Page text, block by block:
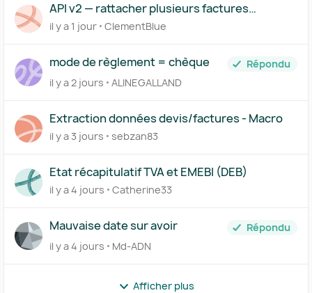
API v2 — rattacher plusieurs factures
(acompte/solde) à un même devis
il y a 1 jour ClementBlue
mode de règlement = chèque
Répondu
il y a 2 jours
ALINEGALLAND
Extraction données devis/factures - Macro
il y a 3 jours sebzan83
Etat récapitulatif TVA et EMEBI (DEB)
il y a 4 jours Catherine33
Mauvaise date sur avoir
Répondu
il y a 4 jours
Md-ADN
Afficher plus